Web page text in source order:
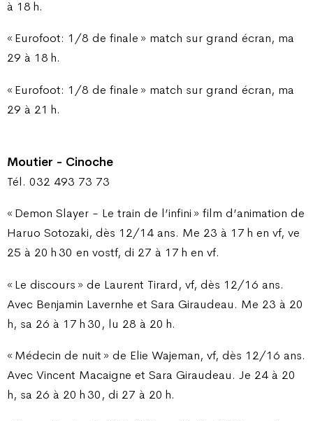
à 18 h.
« Eurofoot: 1/8 de finale » match sur grand écran, ma
29 à 18 h.
« Eurofoot: 1/8 de finale » match sur grand écran, ma
29 à 21 h.
Moutier - Cinoche
Tél. 032 493 73 73
« Demon Slayer - Le train de l’infini » film d’animation de
Haruo Sotozaki, dès 12/14 ans. Me 23 à 17 h en vf, ve
25 à 20 h 30 en vostf, di 27 à 17 h en vf.
« Le discours » de Laurent Tirard, vf, dès 12/16 ans.
Avec Benjamin Lavernhe et Sara Giraudeau. Me 23 à 20
h, sa 26 à 17 h 30, lu 28 à 20 h.
« Médecin de nuit » de Elie Wajeman, vf, dès 12/16 ans.
Avec Vincent Macaigne et Sara Giraudeau. Je 24 à 20
h, sa 26 à 20 h 30, di 27 à 20 h.